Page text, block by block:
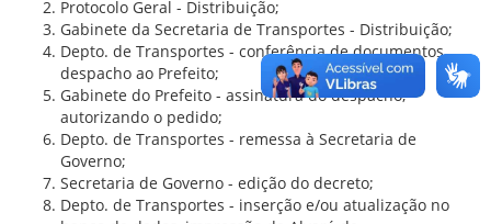
Protocolo Geral - Distribuição;
Gabinete da Secretaria de Transportes - Distribuição;
Depto. de Transportes - conferência de documentos,
despacho ao Prefeito;
Gabinete do Prefeito - assinatura do despacho,
autorizando o pedido;
Depto. de Transportes - remessa à Secretaria de
Governo;
Secretaria de Governo - edição do decreto;
Depto. de Transportes - inserção e/ou atualização no